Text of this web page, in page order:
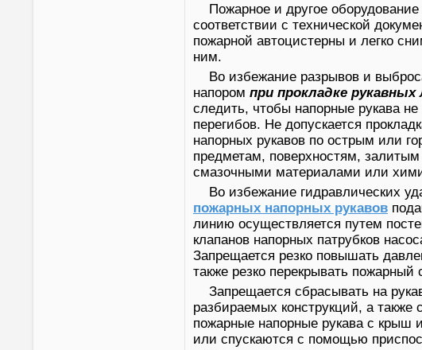
Пожарное и другое
соответствии с технической
пожарной автоцистерны и легко
ним.
Во избежание разрывов и
напором при прокладке рукавных
следить, чтобы напорные рукава
перегибов. Не допускается
напорных рукавов по острым или
предметам, поверхностям, залитым
смазочными материалами или
Во избежание гидравлических
пожарных напорных рукавов
линию осуществляется путем
клапанов напорных патрубков
Запрещается резко повышать
также резко перекрывать пожарный
Запрещается сбрасывать на
разбираемых конструкций, а также
пожарные напорные рукава с крыш
или спускаются с помощью